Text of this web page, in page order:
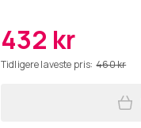
432 kr
Tidligere laveste pris: 460 kr